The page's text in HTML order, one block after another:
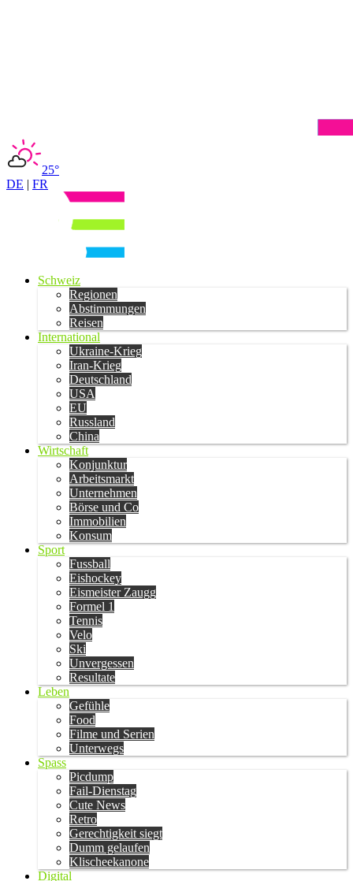
25°
DE | FR
Schweiz
Regionen
Abstimmungen
Reisen
International
Ukraine-Krieg
Iran-Krieg
Deutschland
USA
EU
Russland
China
Wirtschaft
Konjunktur
Arbeitsmarkt
Unternehmen
Börse und Co
Immobilien
Konsum
Sport
Fussball
Eishockey
Eismeister Zaugg
Formel 1
Tennis
Velo
Ski
Unvergessen
Resultate
Leben
Gefühle
Food
Filme und Serien
Unterwegs
Spass
Picdump
Fail-Dienstag
Cute News
Retro
Gerechtigkeit siegt
Dumm gelaufen
Klischeekanone
Digital